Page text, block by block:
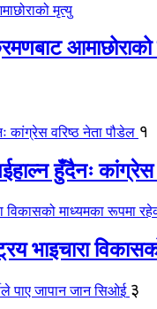
आमाछोराको
१
हुँदैनः कांग्रेस
भाइचारा
३